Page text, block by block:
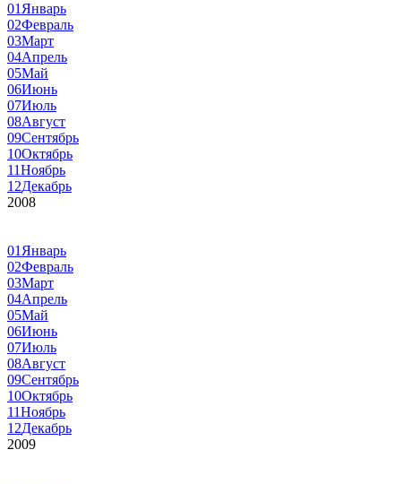
01 Январь
02Февраль
03Март
04Апрель
05Май
06Июнь
07Июль
08Август
09Сентябрь
10Октябрь
11Ноябрь
12Декабрь
2008
01 Январь
02Февраль
03Март
04Апрель
05Май
06Июнь
07Июль
08Август
09Сентябрь
10Октябрь
11Ноябрь
12Декабрь
2009